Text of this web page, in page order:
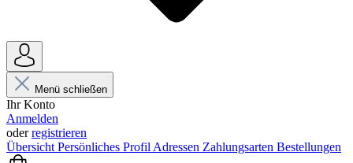
Menü schließen
Ihr Konto
Anmelden
oderregistrieren
Übersicht Persönliches Profil Adressen Zahlungsarten Bestellungen